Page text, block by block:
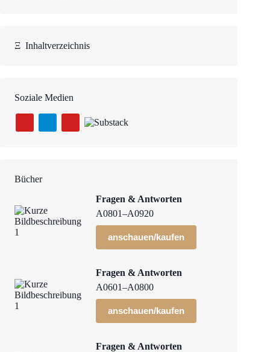
Ξ Inhaltverzeichnis
Soziale Medien
Bücher
Fragen & Antworten
A0801–A0920
anschauen/kaufen
Fragen & Antworten
A0601–A0800
anschauen/kaufen
Fragen & Antworten